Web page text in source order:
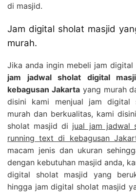
di masjid.
Jam digital sholat masjid
murah.
Jika anda ingin mebeli jam
jam jadwal sholat digital
kebagusan Jakartayang murah
disini kami menjual jam digital
murah dan berkualitas, kami
sholat masjid di jual jam jadwal
running text di kebagusan
macam jenis dan ukuran
dengan kebutuhan masjid anda,
digital sholat masjid yang
hingga jam digital sholat masjid